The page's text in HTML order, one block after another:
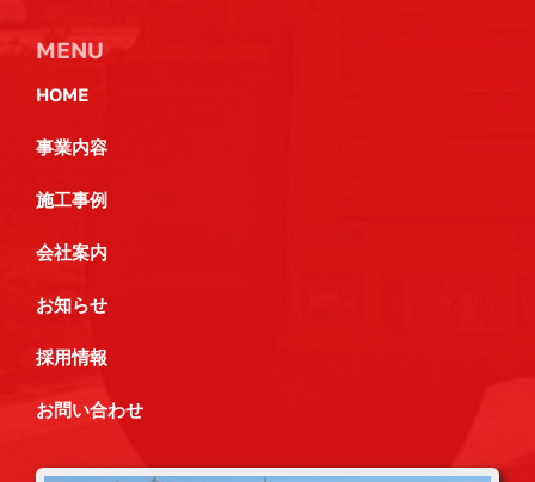
MENU
HOME
事業内容
施工事例
会社案内
お知らせ
採用情報
お問い合わせ